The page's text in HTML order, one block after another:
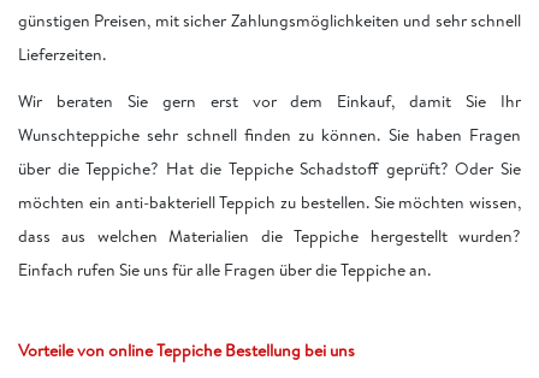
günstigen Preisen, mit sicher Zahlungsmöglichkeiten und sehr schnell
Lieferzeiten.
Wir beraten Sie gern erst vor dem Einkauf, damit Sie Ihr
Wunschteppiche sehr schnell finden zu können. Sie haben Fragen
über die Teppiche? Hat die Teppiche Schadstoff geprüft? Oder Sie
möchten ein anti-bakteriell Teppich zu bestellen. Sie möchten wissen,
dass aus welchen Materialien die Teppiche hergestellt wurden?
Einfach rufen Sie uns für alle Fragen über die Teppiche an.
Vorteile von online Teppiche Bestellung bei uns